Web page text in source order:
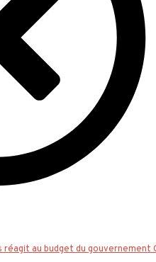
au budget du gouvernement